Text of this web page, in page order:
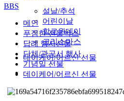
설날/추석
어린이날
할로윈데이
크리스마스
데이케어/어르신 선물
BBS
메인
푸짐한 선물박스
답례 행사선물
단체/관공서 행사
기념일 선물
데이케어/어르신 선물